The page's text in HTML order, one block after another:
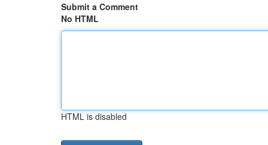
Submit a Comment
No HTML
HTML is disabled